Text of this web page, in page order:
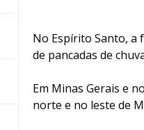
No Espírito Santo, a
de pancadas de
Em Minas Gerais e
norte e no leste de